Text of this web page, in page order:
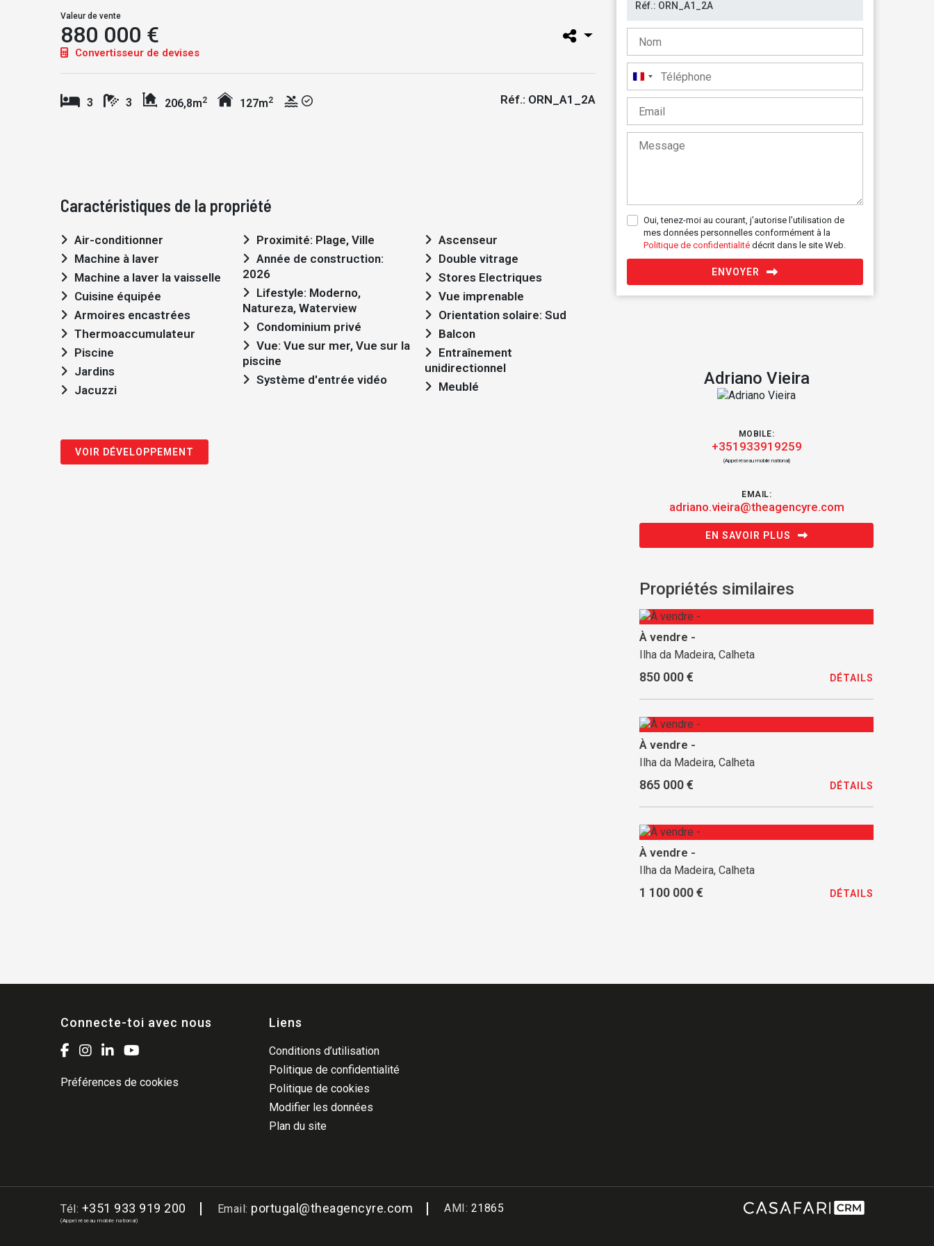
Valeur de vente
880 000 €
Convertisseur de devises
3 3 206,8m2 127m2 Réf.: ORN_A1_2A
Caractéristiques de la propriété
Air-conditionner
Machine à laver
Machine a laver la vaisselle
Cuisine équipée
Armoires encastrées
Thermoaccumulateur
Piscine
Jardins
Jacuzzi
Proximité: Plage, Ville
2026
Natureza, Waterview
Condominium privé
piscine
Système d'entrée vidéo
Ascenseur
Double vitrage
Stores Electriques
Vue imprenable
Orientation solaire: Sud
Balcon
unidirectionnel
Meublé
VOIR DÉVELOPPEMENT
France
+33
Oui, tenez-moi au courant, j'autorise l'utilisation de
mes données personnelles conformément à la
Politique de confidentialité décrit dans le site Web.
ENVOYER
Adriano Vieira
MOBILE:
+351933919259
(Appel réseau mobile national)
EMAIL:
adriano.vieira@theagencyre.com
EN SAVOIR PLUS
Propriétés similaires
À vendre -
Ilha da Madeira, Calheta
850 000 € DÉTAILS
À vendre -
Ilha da Madeira, Calheta
865 000 € DÉTAILS
À vendre -
Ilha da Madeira, Calheta
1 100 000 € DÉTAILS
Connecte-toi avec nous
Préférences de cookies
Liens
Conditions d’utilisation
Politique de confidentialité
Politique de cookies
Modifier les données
Plan du site
Tél: +351 933 919 200
(Appel réseau mobile national)
Email: portugal@theagencyre.com AMI: 21865